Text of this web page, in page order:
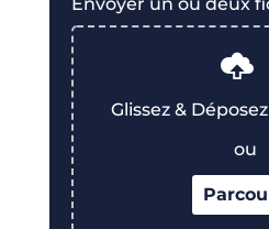
Glissez &
ou